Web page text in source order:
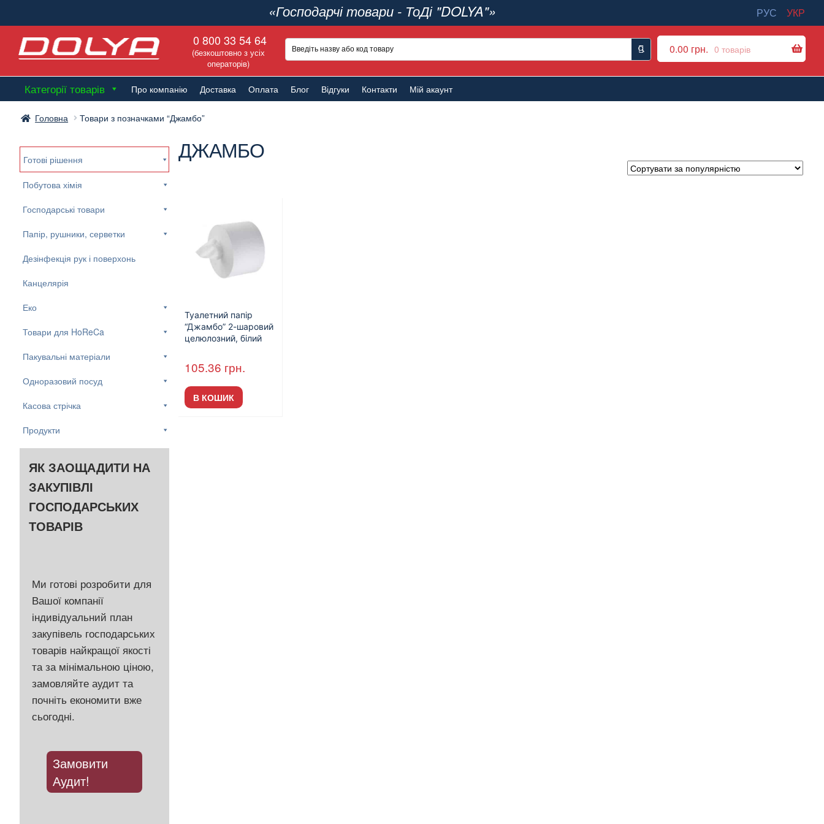
«Господарчі товари - ТоДі "DOLYA"» РУС
УКР
до
навігації
до
вмісту
0 800 33 54 64
(безкоштовно з усіх
операторів)
0.00 грн. 0 товарів
Категорії товарів Про компанію Доставка Оплата Блог Відгуки Контакти Мій акаунт
Головна Товари з позначками “Джамбо”
ДЖАМБО
Туалетний папір
“Джамбо” 2-шаровий
целюлозний, білий
105.36 грн.
В КОШИК
Готові рішення
Побутова хімія
Господарські товари
Папір, рушники, серветки
Дезінфекція рук і поверхонь
Канцелярія
Еко
Товари для HoReCa
Пакувальні матеріали
Одноразовий посуд
Касова стрічка
Продукти
ЯК ЗАОЩАДИТИ НА
ЗАКУПІВЛІ
ГОСПОДАРСЬКИХ
ТОВАРІВ
Ми готові розробити для
Вашої компанії
індивідуальний план
закупівель господарських
товарів найкращої якості
та за мінімальною ціною,
замовляйте аудит та
почніть економити вже
сьогодні.
Замовити
Аудит!